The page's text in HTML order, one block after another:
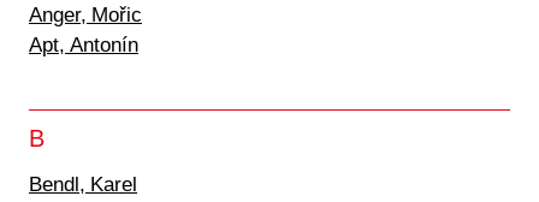
Anger, Mořic
Apt, Antonín
B
Bendl, Karel